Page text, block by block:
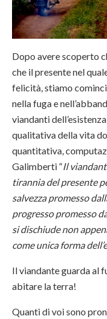
Dopo avere scoperto
che il presente nel
felicità, stiamo
nella fuga e
viandanti
qualitativa della vita
quantitativa,
Galimberti “Il
tirannia del presente
salvezza promesso
progresso promesso
si dischiude non
come unica forma
Il viandante guarda al
abitare la terra!
Quanti di voi sono